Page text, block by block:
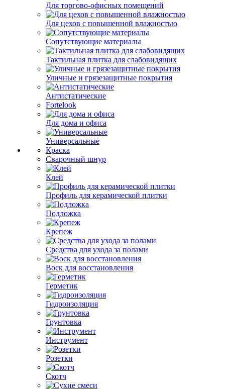
Для торгово-офисных помещений
Для цехов с повышенной влажностью
Сопутствующие материалы
Тактильная плитка для слабовидящих
Уличные и грязезащитные покрытия
Антистатические
Fortelook
Для дома и офиса
Универсальные
Краска
Сварочный шнур
Клей
Профиль для керамической плитки
Подложка
Крепеж
Средства для ухода за полами
Воск для восстановления
Герметик
Гидроизоляция
Грунтовка
Инструмент
Розетки
Скотч